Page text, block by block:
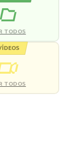
TODOS
TODOS